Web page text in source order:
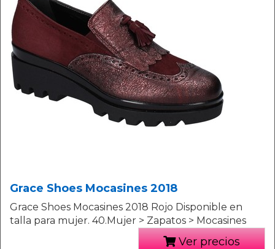
Grace Shoes Mocasines 2018
Grace Shoes Mocasines 2018 Rojo Disponible en
talla para mujer. 40.Mujer > Zapatos > Mocasines
Ver precios